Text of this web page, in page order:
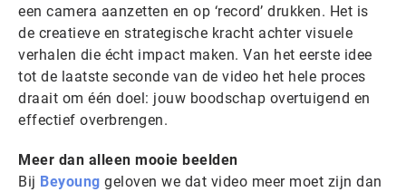
een camera aanzetten en op ‘record’ drukken. Het is
de creatieve en strategische kracht achter visuele
verhalen die écht impact maken. Van het eerste idee
tot de laatste seconde van de video het hele proces
draait om één doel: jouw boodschap overtuigend en
effectief overbrengen.
Meer dan alleen mooie beelden
Bij Beyoung geloven we dat video meer moet zijn dan